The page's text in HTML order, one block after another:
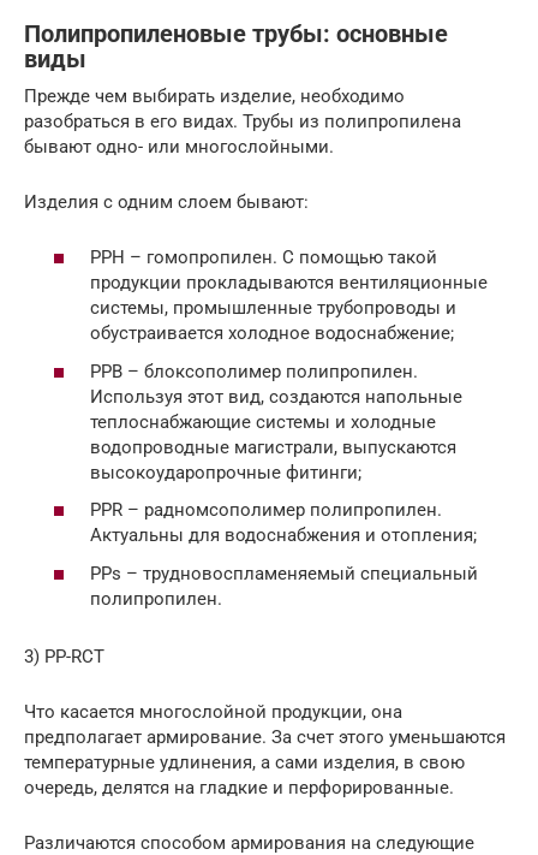
Полипропиленовые трубы: основные
виды
Прежде чем выбирать изделие, необходимо
разобраться в его видах. Трубы из полипропилена
бывают одно- или многослойными.
Изделия с одним слоем бывают:
PPH – гомопропилен. С помощью такой
продукции прокладываются вентиляционные
системы, промышленные трубопроводы и
обустраивается холодное водоснабжение;
PPB – блоксополимер полипропилен.
Используя этот вид, создаются напольные
теплоснабжающие системы и холодные
водопроводные магистрали, выпускаются
высокоударопрочные фитинги;
PPR – радномсополимер полипропилен.
Актуальны для водоснабжения и отопления;
PPs – трудновоспламеняемый специальный
полипропилен.
3) PP-RCT
Что касается многослойной продукции, она
предполагает армирование. За счет этого уменьшаются
температурные удлинения, а сами изделия, в свою
очередь, делятся на гладкие и перфорированные.
Различаются способом армирования на следующие